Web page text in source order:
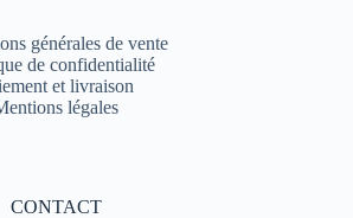
générales de vente
de confidentialité
et livraison
légales
CONTACT